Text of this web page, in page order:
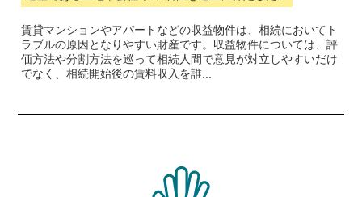
賃貸マンションやアパートなどの収益物件は、相続においてト
ラブルの原因となりやすい財産です。収益物件については、評
価方法や分割方法を巡って相続人間で意見が対立しやすいだけ
でなく、相続開始後の賃料収入を誰...